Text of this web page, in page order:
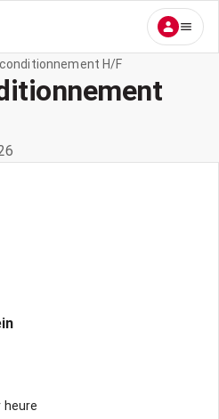
H/F
heure